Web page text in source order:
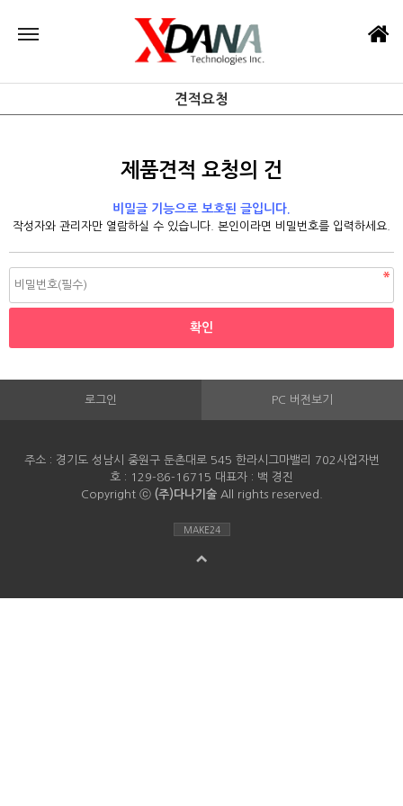
견적요청
제품견적 요청의 건
비밀글 기능으로 보호된 글입니다.
작성자와 관리자만 열람하실 수 있습니다. 본인이라면 비밀번호를 입력하세요.
로그인 PC 버전보기
주소 : 경기도 성남시 중원구 둔촌대로 545 한라시그마밸리 702사업자번
호 : 129-86-16715 대표자 : 백 경진
Copyright ⓒ (주)다나기술All rights reserved.
MAKE24